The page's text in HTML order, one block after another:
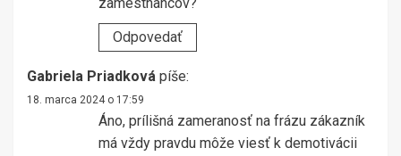
Odpovedať
Gabriela Priadková píše:
18. marca 2024 o 17:59
Áno, prílišná zameranosť na frázu zákazník
má vždy pravdu môže viesť k demotivácii